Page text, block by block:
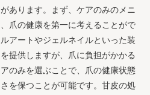
あります。まず、ケアのみのメニ
爪の健康を第一に考えることがで
アートやジェルネイルといった装
提供しますが、爪に負担がかかる
のみを選ぶことで、爪の健康状態
を保つことが可能です。甘皮の処